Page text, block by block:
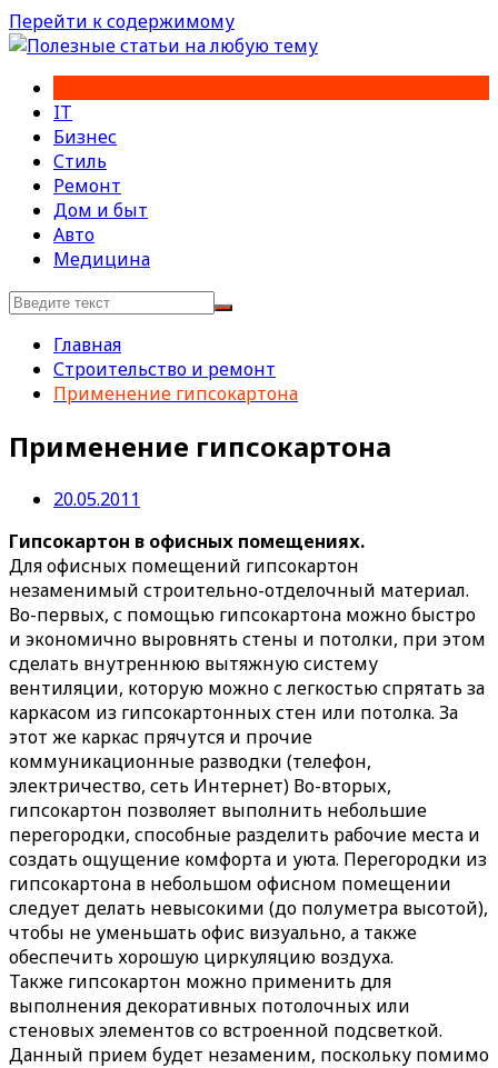
Перейти к содержимому
IT
Бизнес
Стиль
Ремонт
Дом и быт
Авто
Медицина
Главная
Строительство и ремонт
Применение гипсокартона
Применение гипсокартона
20.05.2011
Гипсокартон в офисных помещениях.
Для офисных помещений гипсокартон
незаменимый строительно-отделочный материал.
Во-первых, с помощью гипсокартона можно быстро
и экономично выровнять стены и потолки, при этом
сделать внутреннюю вытяжную систему
вентиляции, которую можно с легкостью спрятать за
каркасом из гипсокартонных стен или потолка. За
этот же каркас прячутся и прочие
коммуникационные разводки (телефон,
электричество, сеть Интернет) Во-вторых,
гипсокартон позволяет выполнить небольшие
перегородки, способные разделить рабочие места и
создать ощущение комфорта и уюта. Перегородки из
гипсокартона в небольшом офисном помещении
следует делать невысокими (до полуметра высотой),
чтобы не уменьшать офис визуально, а также
обеспечить хорошую циркуляцию воздуха.
Также гипсокартон можно применить для
выполнения декоративных потолочных или
стеновых элементов со встроенной подсветкой.
Данный прием будет незаменим, поскольку помимо